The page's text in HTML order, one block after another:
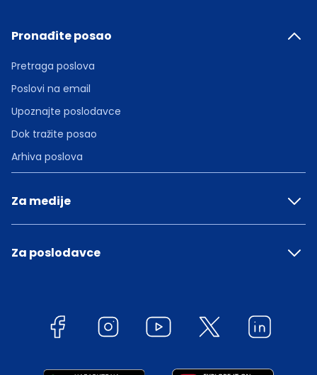
Pronađite posao
Pretraga poslova
Poslovi na email
Upoznajte poslodavce
Dok tražite posao
Arhiva poslova
Za medije
Za poslodavce